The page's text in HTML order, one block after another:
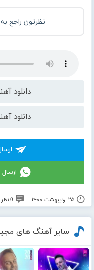
نظرتون راجع
دانلود
دانلود
۲۵ اردیبهشت ۱۴۰۰ 0 نظر
سایر آهنگ های